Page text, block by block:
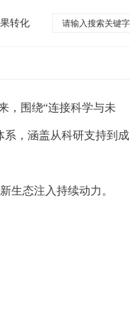
转化
，围绕“连接科学与未
系，涵盖从科研支持到成
生态注入持续动力。